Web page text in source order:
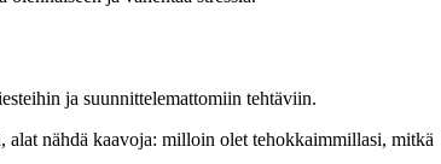
ja suunnittelemattomiin tehtäviin.
nähdä kaavoja: milloin olet tehokkaimmillasi, mitkä